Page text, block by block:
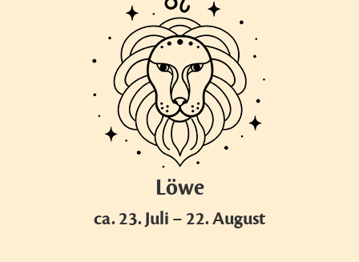
Löwe
ca. 23. Juli – 22. August